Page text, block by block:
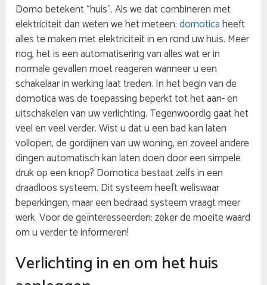
Domo betekent “huis”. Als we dat combineren met
elektriciteit dan weten we het meteen:domoticaheeft
alles te maken met elektriciteit in en rond uw huis. Meer
nog, het is een automatisering van alles wat er in
normale gevallen moet reageren wanneer u een
schakelaar in werking laat treden. In het begin van de
domotica was de toepassing beperkt tot het aan- en
uitschakelen van uw verlichting. Tegenwoordig gaat het
veel en veel verder. Wist u dat u een bad kan laten
vollopen, de gordijnen van uw woning, en zoveel andere
dingen automatisch kan laten doen door een simpele
druk op een knop? Domotica bestaat zelfs in een
draadloos systeem. Dit systeem heeft weliswaar
beperkingen, maar een bedraad systeem vraagt meer
werk. Voor de geïnteresseerden: zeker de moeite waard
om u verder te informeren!
Verlichting in en om het huis